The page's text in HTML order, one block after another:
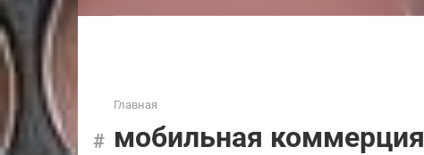
Главная
мобильная коммерция